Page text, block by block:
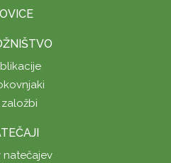
založbi
natečajev